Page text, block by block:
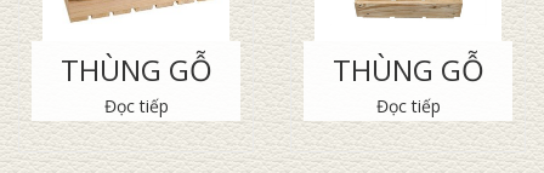
THÙNG GỖ
Đọc tiếp
THÙNG GỖ
Đọc tiếp